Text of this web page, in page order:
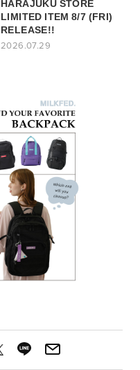
LIMITED ITEM 8/7 (FRI)
RELEASE!!
2026.07.29